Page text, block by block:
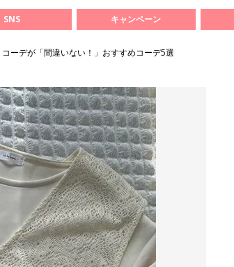
SNS キャンペーン
ーデが「間違いない！」おすすめコーデ5選